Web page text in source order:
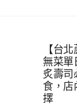
【台
無菜單
炙壽司
食，店
擇